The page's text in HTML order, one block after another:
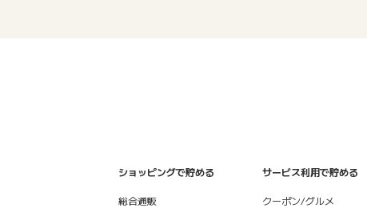
ショッピングで貯める
総合通販
サービス利用で貯める
クーポン/グルメ